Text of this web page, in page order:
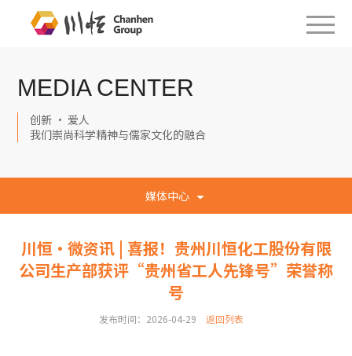
MEDIA CENTER
创新 · 爱人
我们崇尚科学精神与儒家文化的融合
媒体中心
川恒·微资讯 | 喜报！贵州川恒化工股份有限
公司生产部获评“贵州省工人先锋号”荣誉称
号
发布时间：2026-04-29 返回列表